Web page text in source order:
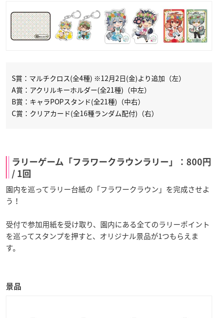
S賞：マルチクロス(全4種) ※12月2日(金)より追加（左）
A賞：アクリルキーホルダー(全21種)（中左）
B賞：キャラPOPスタンド(全21種)（中右）
C賞：クリアカード(全16種ランダム配付)（右）
ラリーゲーム「フラワークラウンラリー」：800円
/ 1回
園内を巡ってラリー台紙の「フラワークラウン」を完成させよ
う！
受付で参加用紙を受け取り、園内にある全てのラリーポイント
を巡ってスタンプを押すと、オリジナル景品が1つもらえま
す。
景品